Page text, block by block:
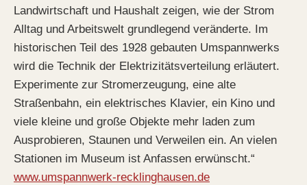
Landwirtschaft und Haushalt zeigen, wie der Strom
Alltag und Arbeitswelt grundlegend veränderte. Im
historischen Teil des 1928 gebauten Umspannwerks
wird die Technik der Elektrizitätsverteilung erläutert.
Experimente zur Stromerzeugung, eine alte
Straßenbahn, ein elektrisches Klavier, ein Kino und
viele kleine und große Objekte mehr laden zum
Ausprobieren, Staunen und Verweilen ein. An vielen
Stationen im Museum ist Anfassen erwünscht.“
www.umspannwerk-recklinghausen.de